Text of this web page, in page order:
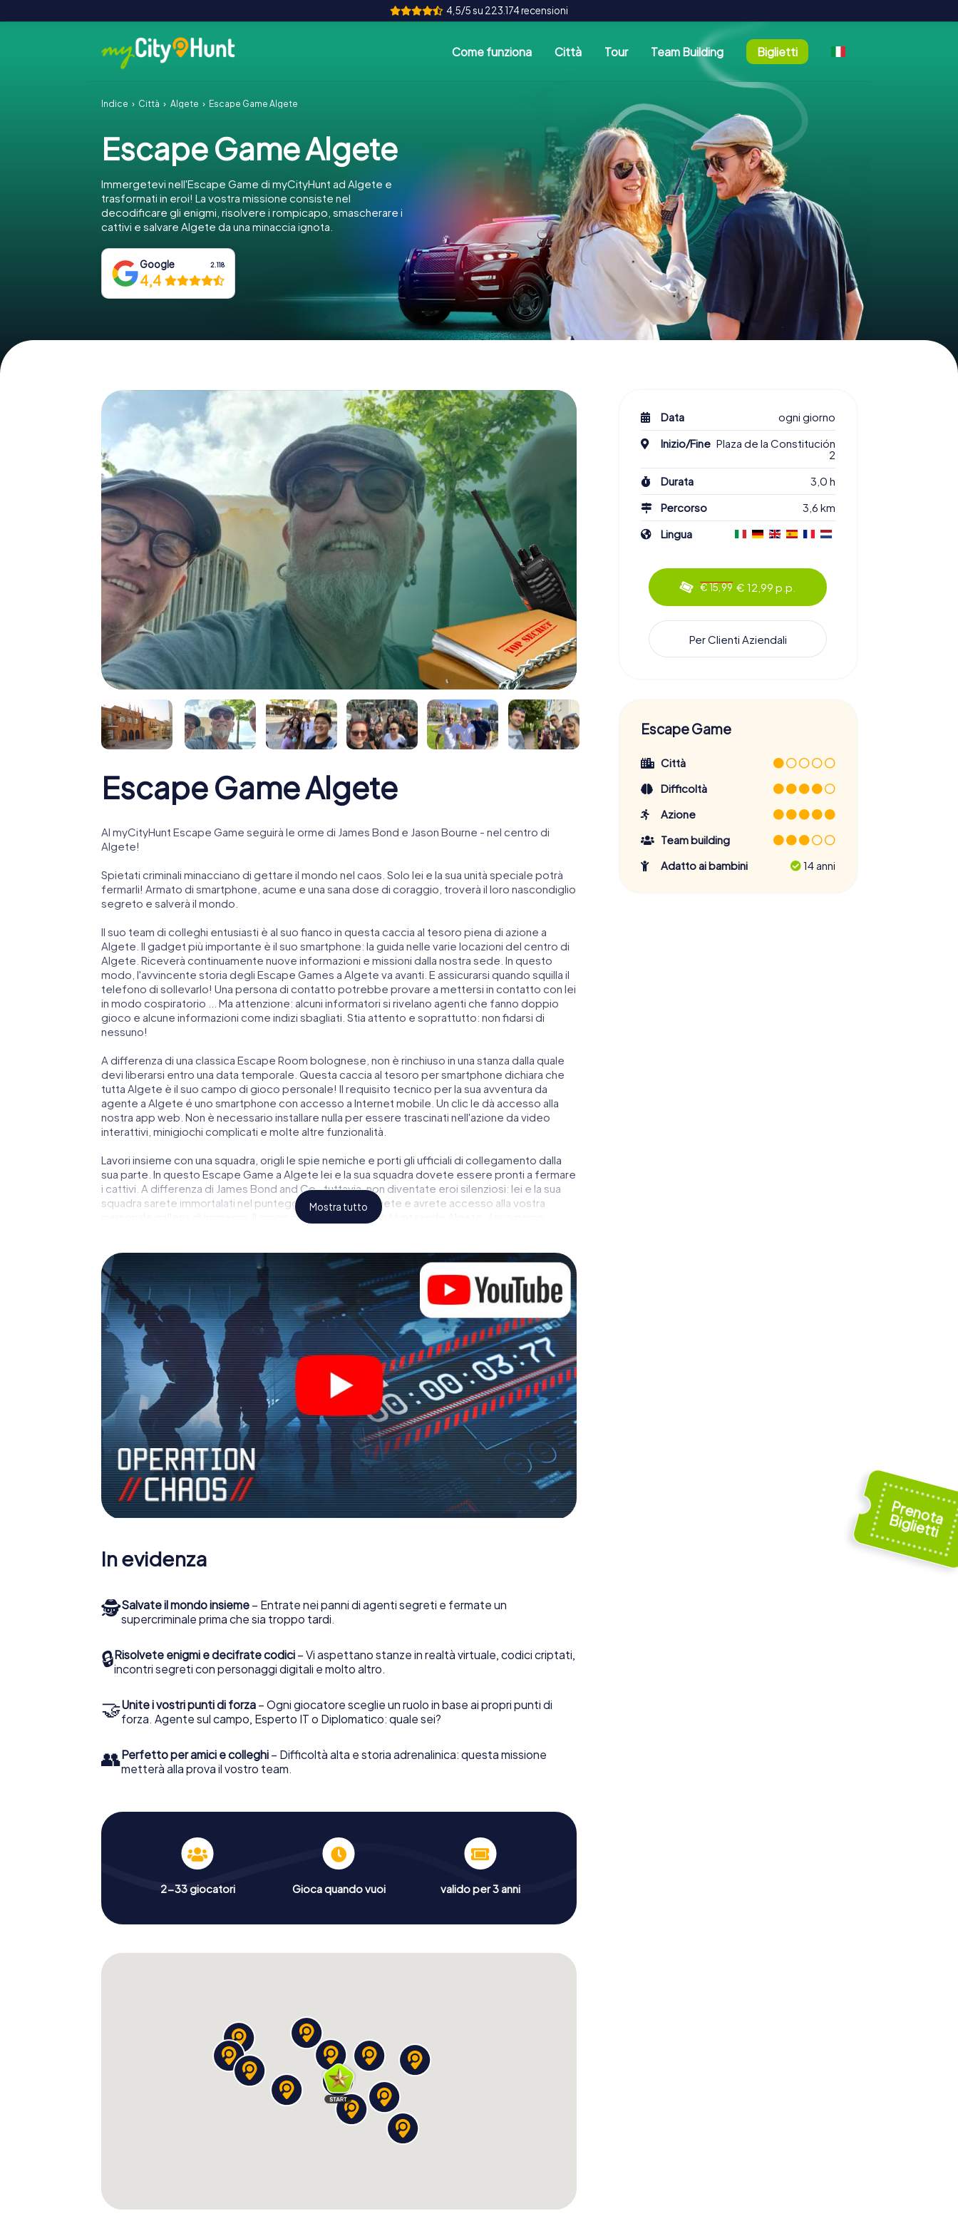
4,5/5 su 223.174 recensioni
Come funziona Città Tour Team Building Biglietti
Indice Città Algete Escape Game Algete
Escape Game Algete
Immergetevi nell'Escape Game di myCityHunt ad Algete e
trasformati in eroi! La vostra missione consiste nel
decodificare gli enigmi, risolvere i rompicapo, smascherare i
cattivi e salvare Algete da una minaccia ignota.
Google 2.118
4,4
Escape Game Algete
Al myCityHunt Escape Game seguirà le orme di James Bond e Jason Bourne - nel centro di
Algete!
Spietati criminali minacciano di gettare il mondo nel caos. Solo lei e la sua unità speciale potrà
fermarli! Armato di smartphone, acume e una sana dose di coraggio, troverà il loro nascondiglio
segreto e salverà il mondo.
Il suo team di colleghi entusiasti è al suo fianco in questa caccia al tesoro piena di azione a
Algete. Il gadget più importante è il suo smartphone: la guida nelle varie locazioni del centro di
Algete. Riceverà continuamente nuove informazioni e missioni dalla nostra sede. In questo
modo, l'avvincente storia degli Escape Games a Algete va avanti. E assicurarsi quando squilla il
telefono di sollevarlo! Una persona di contatto potrebbe provare a mettersi in contatto con lei
in modo cospiratorio ... Ma attenzione: alcuni informatori si rivelano agenti che fanno doppio
gioco e alcune informazioni come indizi sbagliati. Stia attento e soprattutto: non fidarsi di
nessuno!
A differenza di una classica Escape Room bolognese, non è rinchiuso in una stanza dalla quale
devi liberarsi entro una data temporale. Questa caccia al tesoro per smartphone dichiara che
tutta Algete è il suo campo di gioco personale! Il requisito tecnico per la sua avventura da
agente a Algete é uno smartphone con accesso a Internet mobile. Un clic le dà accesso alla
nostra app web. Non è necessario installare nulla per essere trascinati nell'azione da video
interattivi, minigiochi complicati e molte altre funzionalità.
Lavori insieme con una squadra, origli le spie nemiche e porti gli ufficiali di collegamento dalla
sua parte. In questo Escape Game a Algete lei e la sua squadra dovete essere pronti a fermare
i cattivi. A differenza di James Bond and Co., tuttavia, non diventate eroi silenziosi: lei e la sua
squadra sarete immortalati nel punteggio più alto del Algete e avrete accesso alla vostra
personale galleria di immagini. Il gioco di Escape di myCityHunt rende Algete, il suo parco
Mostra tutto
In evidenza
🕵Salvate il mondo insieme – Entrate nei panni di agenti segreti e fermate un
supercriminale prima che sia troppo tardi.
🔒Risolvete enigmi e decifrate codici – Vi aspettano stanze in realtà virtuale, codici criptati,
incontri segreti con personaggi digitali e molto altro.
🤝Unite i vostri punti di forza – Ogni giocatore sceglie un ruolo in base ai propri punti di
forza. Agente sul campo, Esperto IT o Diplomatico: quale sei?
👥Perfetto per amici e colleghi – Difficoltà alta e storia adrenalinica: questa missione
metterà alla prova il vostro team.
2-33 giocatori Gioca quando vuoi valido per 3 anni
Data
ogni giorno
Inizio/Fine Plaza de la Constitución
2
Durata
3,0 h
Percorso
3,6 km
Lingua
€ 15,99 € 12,99 p.p.
Per Clienti Aziendali
Escape Game
Città
Difficoltà
Azione
Team building
Adatto ai bambini
14 anni